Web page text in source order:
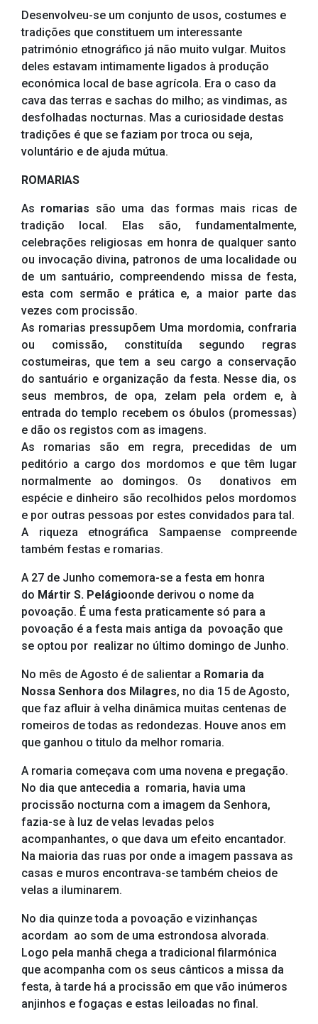
Desenvolveu-se um conjunto de usos, costumes e
tradições que constituem um interessante
património etnográfico já não muito vulgar. Muitos
deles estavam intimamente ligados à produção
económica local de base agrícola. Era o caso da
cava das terras e sachas do milho; as vindimas, as
desfolhadas nocturnas. Mas a curiosidade destas
tradições é que se faziam por troca ou seja,
voluntário e de ajuda mútua.
ROMARIAS
As romarias são uma das formas mais ricas de
tradição local. Elas são, fundamentalmente,
celebrações religiosas em honra de qualquer santo
ou invocação divina, patronos de uma localidade ou
de um santuário, compreendendo missa de festa,
esta com sermão e prática e, a maior parte das
vezes com procissão.
As romarias pressupõem Uma mordomia, confraria
ou comissão, constituída segundo regras
costumeiras, que tem a seu cargo a conservação
do santuário e organização da festa. Nesse dia, os
seus membros, de opa, zelam pela ordem e, à
entrada do templo recebem os óbulos (promessas)
e dão os registos com as imagens.
As romarias são em regra, precedidas de um
peditório a cargo dos mordomos e que têm lugar
normalmente ao domingos. Os donativos em
espécie e dinheiro são recolhidos pelos mordomos
e por outras pessoas por estes convidados para tal.
A riqueza etnográfica Sampaense compreende
também festas e romarias.
A 27 de Junho comemora-se a festa em honra
do Mártir S. Pelágioonde derivou o nome da
povoação. É uma festa praticamente só para a
povoação é a festa mais antiga da povoação que
se optou por realizar no último domingo de Junho.
No mês de Agosto é de salientar a Romaria da
Nossa Senhora dos Milagres, no dia 15 de Agosto,
que faz afluir à velha dinâmica muitas centenas de
romeiros de todas as redondezas. Houve anos em
que ganhou o titulo da melhor romaria.
A romaria começava com uma novena e pregação.
No dia que antecedia a romaria, havia uma
procissão nocturna com a imagem da Senhora,
fazia-se à luz de velas levadas pelos
acompanhantes, o que dava um efeito encantador.
Na maioria das ruas por onde a imagem passava as
casas e muros encontrava-se também cheios de
velas a iluminarem.
No dia quinze toda a povoação e vizinhanças
acordam ao som de uma estrondosa alvorada.
Logo pela manhã chega a tradicional filarmónica
que acompanha com os seus cânticos a missa da
festa, à tarde há a procissão em que vão inúmeros
anjinhos e fogaças e estas leiloadas no final.